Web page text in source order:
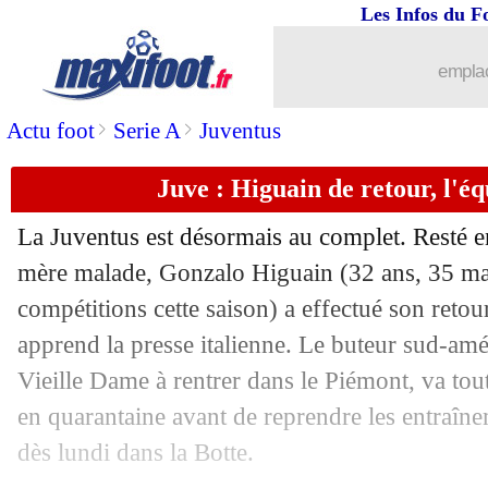
Actu foot> Serie A> Juventus
Les Infos du
Juve : Higuain de retour,
La Juventus est désormais au complet. Resté
mère malade, Gonzalo Higuain (32 ans, 35
compétitions cette saison) a effectué son
apprend la presse italienne. Le buteur sud-
Vieille Dame à rentrer dans le Piémont, va
en quarantaine avant de reprendre les
dès lundi dans la Botte.
: Mbappé, une condition pour
16/05 Juve: Chiellini, Vidal et l'alcool
16/05 Man Utd : un attaquant gallois ciblé
16/05 Juve: Rabiot a une préférence pour
16/05 Naples : Mertens se rapproche de
16/05 OM : le Betis veut récupérer
16/05 Reims : Munetsi jusqu'en 2024
16/05 Real: Kroos évoque sa fin de carrière